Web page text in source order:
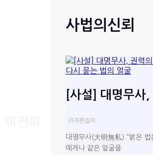
사법의신뢰
[사설] 대명무사
기자편집자
대명무사(大明無私).“밝은 법
에게나 같은 얼굴을